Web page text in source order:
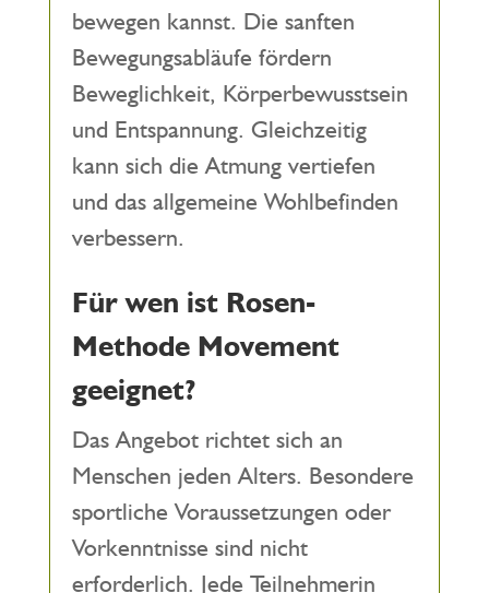
bewegen kannst. Die sanften
Bewegungsabläufe fördern
Beweglichkeit, Körperbewusstsein
und Entspannung. Gleichzeitig
kann sich die Atmung vertiefen
und das allgemeine Wohlbefinden
verbessern.
Für wen ist Rosen-
Methode Movement
geeignet?
Das Angebot richtet sich an
Menschen jeden Alters. Besondere
sportliche Voraussetzungen oder
Vorkenntnisse sind nicht
erforderlich. Jede Teilnehmerin